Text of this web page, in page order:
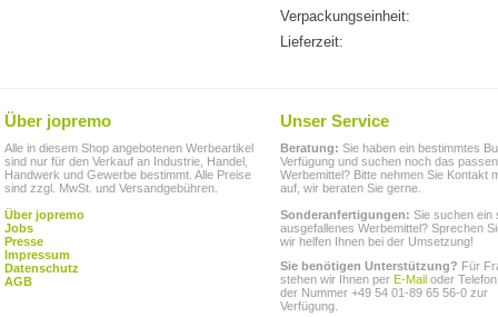
Verpackungseinheit:
Lieferzeit:
Über jopremo
Alle in diesem Shop angebotenen Werbeartikel
sind nur für den Verkauf an Industrie, Handel,
Handwerk und Gewerbe bestimmt. Alle Preise
sind zzgl. MwSt. und Versandgebühren.
Über jopremo
Jobs
Presse
Impressum
Datenschutz
AGB
Unser Service
Beratung: Sie haben ein bestimmtes
Verfügung und suchen noch das
Werbemittel? Bitte nehmen Sie Kontakt
auf, wir beraten Sie gerne.
Sonderanfertigungen: Sie suchen ein
ausgefallenes Werbemittel? Sprechen
wir helfen Ihnen bei der Umsetzung!
Sie benötigen Unterstützung? Für
stehen wir Ihnen per E-Mail oder
der Nummer +49 54 01-89 65 56-0 zur
Verfügung.